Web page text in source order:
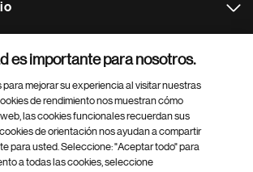
es importante para nosotros.
para mejorar su experiencia al visitar nuestras
de rendimiento nos muestran cómo
las cookies funcionales recuerdan sus
de orientación nos ayudan a compartir
para usted. Seleccione: "Aceptar todo" para
a todas las cookies, seleccione